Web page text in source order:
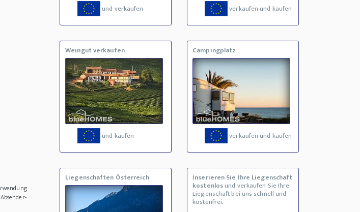
und verkaufen verkaufen und kaufen
Weingut verkaufen
und kaufen
Campingplatz
verkaufen und kaufen
Liegenschaften Österreich Inserieren Sie Ihre Liegenschaft
kostenlosund verkaufen Sie Ihre
Liegenschaft bei uns schnell und
kostenfrei.